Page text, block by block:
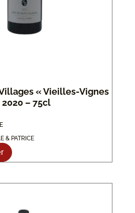
« Vieilles-Vignes
2020 – 75cl
& PATRICE